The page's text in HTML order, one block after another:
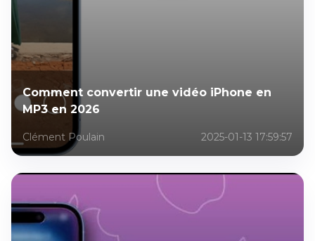
Comment convertir une vidéo iPhone en
MP3 en 2026
Clément Poulain 2025-01-13 17:59:57